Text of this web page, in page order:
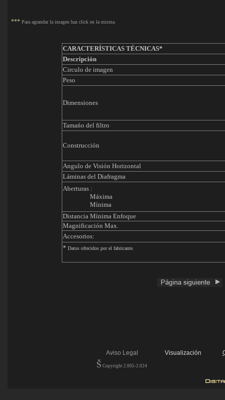
*** Para agrandar la imagen haz click en la misma.
CARACTERÍSTICAS TÉCNICAS*
Descripción
Circulo de imagen
Peso
Dimensiones
Tamańo del filtro
Construcción
Angulo de Visión Horizontal
Láminas del Diafragma
Aberturas :
Máxima
Mínima
Distancia Mínima Enfoque
Magnificación Max.
Accesorios:
* Datos ofrecidos por el fabricante.